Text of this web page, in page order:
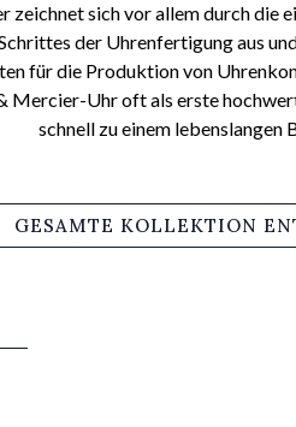
zeichnet sich vor allem durch die
der Uhrenfertigung aus
für die Produktion von
Mercier-Uhr oft als erste
schnell zu einem lebenslangen
GESAMTE KOLLEKTION